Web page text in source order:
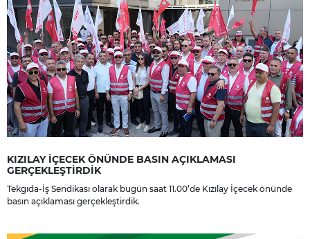
KIZILAY İÇECEK ÖNÜNDE BASIN AÇIKLAMASI
GERÇEKLEŞTİRDİK
Tekgıda-İş Sendikası olarak bugün saat 11.00’de Kızılay İçecek önünde
basın açıklaması gerçekleştirdik.